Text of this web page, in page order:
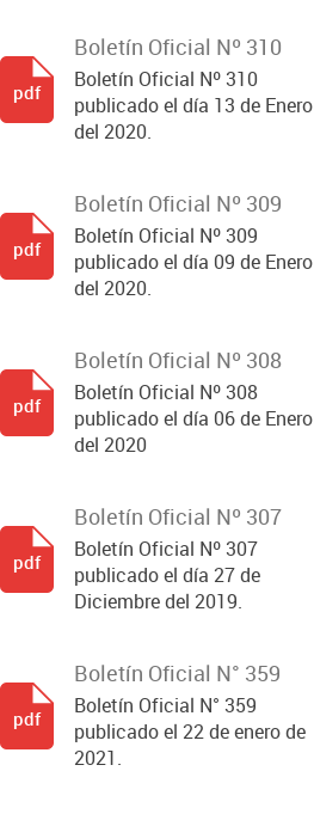
Boletín Oficial Nº 310
Boletín Oficial Nº 310
publicado el día 13 de Enero
del 2020.
pdf
Boletín Oficial Nº 309
Boletín Oficial Nº 309
publicado el día 09 de Enero
del 2020.
pdf
Boletín Oficial Nº 308
Boletín Oficial Nº 308
publicado el día 06 de Enero
del 2020
pdf
Boletín Oficial Nº 307
Boletín Oficial Nº 307
publicado el día 27 de
Diciembre del 2019.
pdf
Boletín Oficial N° 359
Boletín Oficial N° 359
publicado el 22 de enero de
2021.
pdf